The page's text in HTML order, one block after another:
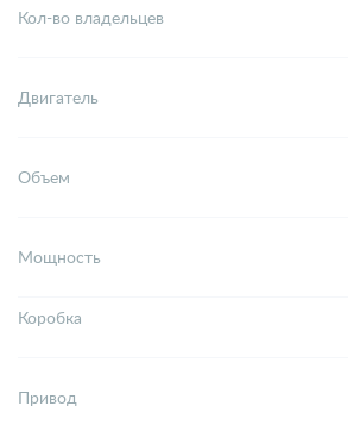
Кол-во владельцев
Двигатель
Объем
Мощность
Коробка
Привод